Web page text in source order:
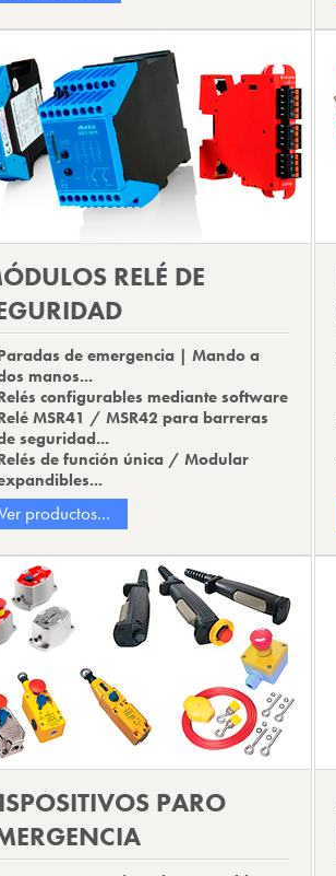
RELÉ DE
de emergencia | Mando a
manos...
configurables mediante software
MSR41 / MSR42 para barreras
seguridad...
de función única / Modular
productos...
PARO